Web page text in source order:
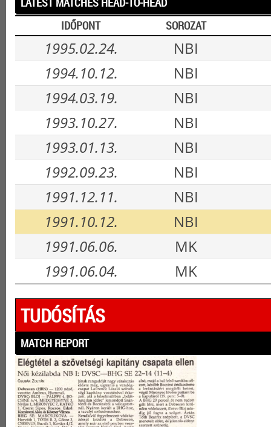
IDŐPONT
SOROZAT
1995.02.24.
NBI
1994.10.12.
NBI
1994.03.19.
NBI
1993.10.27.
NBI
1993.01.13.
NBI
1992.09.23.
NBI
1991.12.11.
NBI
1991.10.12.
NBI
1991.06.06.
MK
1991.06.04.
MK
TUDÓSÍTÁS
MATCH REPORT